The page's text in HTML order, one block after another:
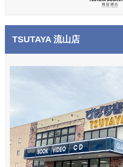
TSUTAYA 流山店